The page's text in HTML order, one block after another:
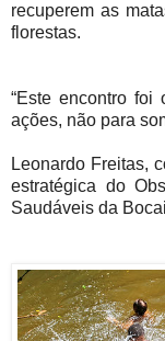
recuperem as
florestas.
“Este encontro foi
ações, não para
Leonardo Freitas,
estratégica do
Saudáveis da